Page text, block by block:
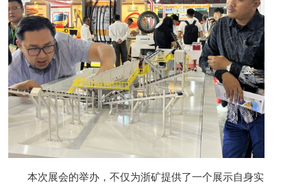
本次展会的举办 ， 不仅为浙矿提供了一个展示自身实